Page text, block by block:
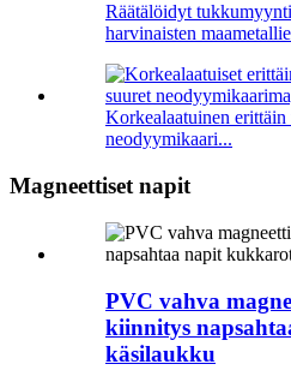
Räätälöidyt
harvinaisten
Korkealaatuinen
neodyymikaari...
Magneettiset napit
PVC vahva
kiinnitys
käsilaukku